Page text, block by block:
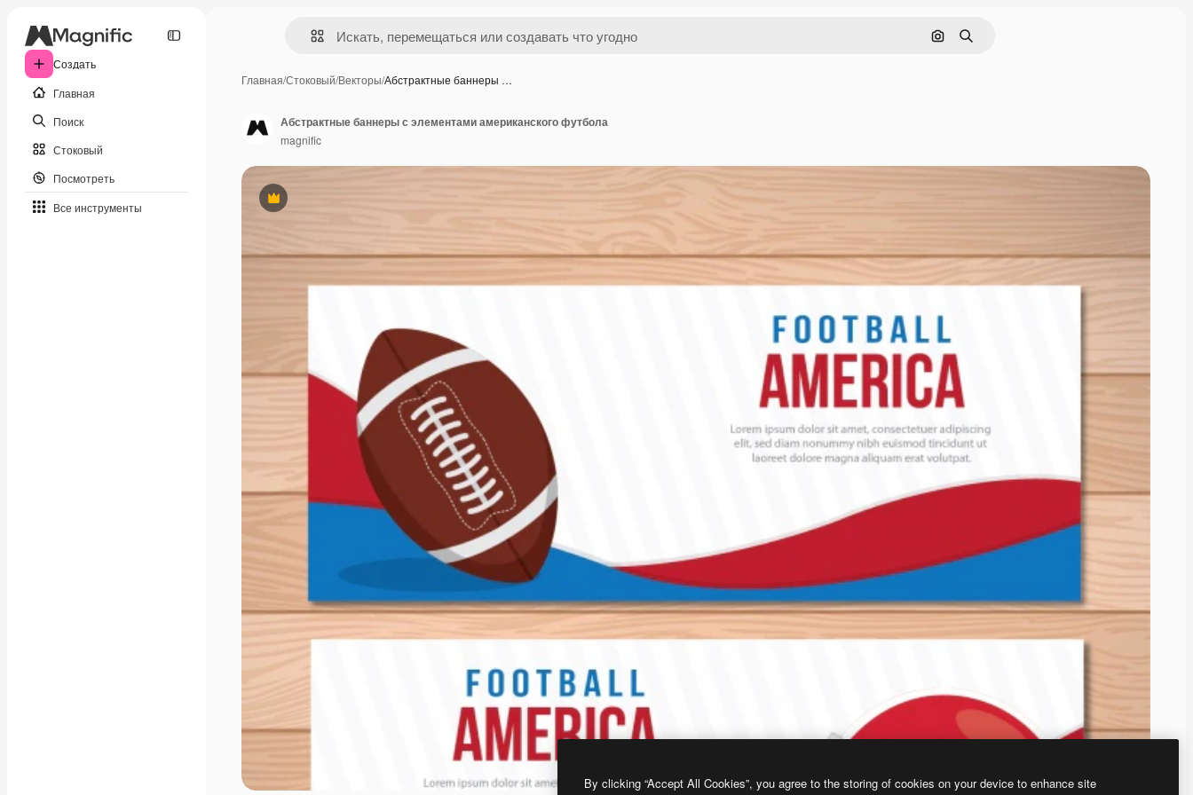
Создать
Главная
Поиск
Стоковый
Посмотреть
Все инструменты
Поиск по изображению
Поиск
Главная/Стоковый/Векторы/Абстрактные баннеры …
Премиум
Абстрактные баннеры с элементами американского футбола
magnific
By clicking “Accept All Cookies”, you agree to the storing of cookies on your device to enhance site